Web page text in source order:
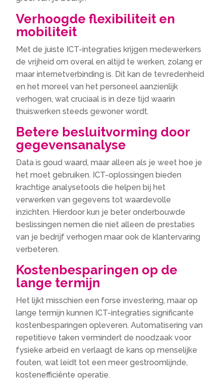
Verhoogde flexibiliteit en
mobiliteit
Met de juiste ICT-integraties krijgen medewerkers
de vrijheid om overal en altijd te werken, zolang er
maar internetverbinding is. Dit kan de tevredenheid
en het moreel van het personeel aanzienlijk
verhogen, wat cruciaal is in deze tijd waarin
thuiswerken steeds gewoner wordt.
Betere besluitvorming door
gegevensanalyse
Data is goud waard, maar alleen als je weet hoe je
het moet gebruiken. ICT-oplossingen bieden
krachtige analysetools die helpen bij het
verwerken van gegevens tot waardevolle
inzichten. Hierdoor kun je beter onderbouwde
beslissingen nemen die niet alleen de prestaties
van je bedrijf verhogen maar ook de klantervaring
verbeteren.
Kostenbesparingen op de
lange termijn
Het lijkt misschien een forse investering, maar op
lange termijn kunnen ICT-integraties significante
kostenbesparingen opleveren. Automatisering van
repetitieve taken vermindert de noodzaak voor
fysieke arbeid en verlaagt de kans op menselijke
fouten, wat leidt tot een meer gestroomlijnde,
kostenefficiënte operatie.